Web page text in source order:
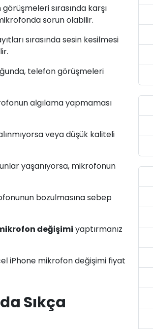
sırasında karşı
sorun olabilir.
sırasında sesin kesilmesi
telefon görüşmeleri
algılama yapmaması
veya düşük kaliteli
yaşanıyorsa, mikrofonun
bozulmasına sebep
değişimi yaptırmanız
iPhone mikrofon değişimi fiyat
Sıkça